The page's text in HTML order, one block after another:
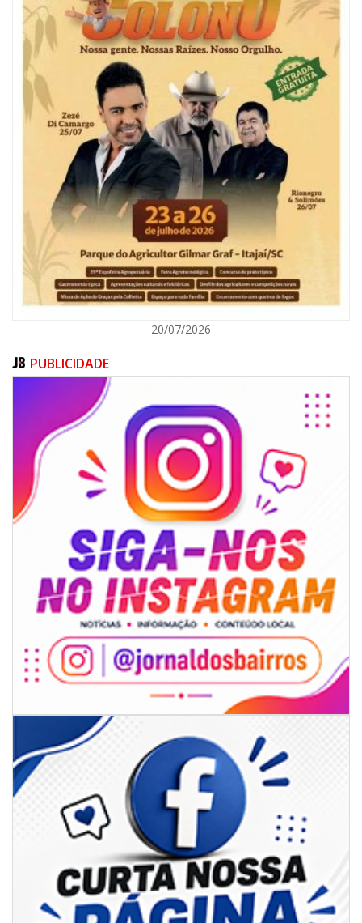
07/08/2026 | 18:03
COLUNA DO PRISCO PARAÍSO: Mídia domesticada, Centrão comprado e
Supremo fazendo jogo sujo
ITAJAÍ
07/08/2026 | 18:12
Festa das Tradições Brasileiras reúne 4.145 pessoas na estreia, e
Reginaldo Sama sobe ao palco nesta sexta, às 19h
BALNEÁRIO CAMBORIÚ
20/07/2026
PUBLICIDADE